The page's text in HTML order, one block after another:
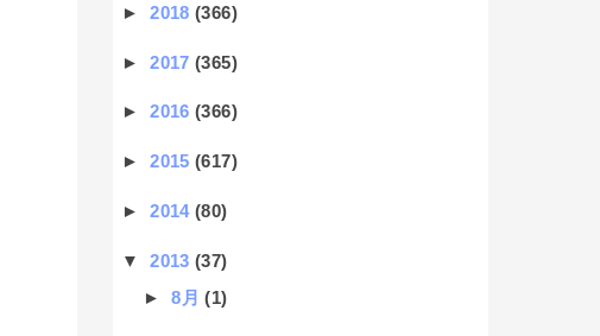
►2018(366)
►2017(365)
►2016(366)
►2015(617)
►2014(80)
▼2013(37)
►8月(1)